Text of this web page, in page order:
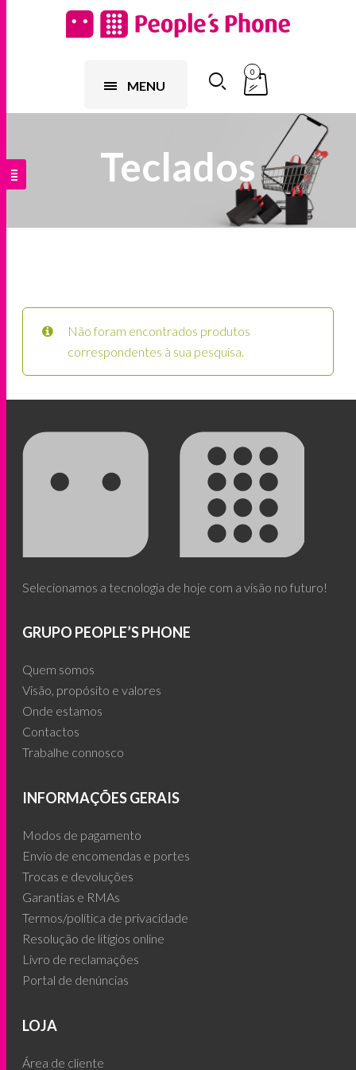
MENU
0
Teclados
Não foram encontrados produtos
correspondentes à sua pesquisa.
Selecionamos a tecnologia de hoje com a visão no futuro!
GRUPO PEOPLE’S PHONE
Quem somos
Visão, propósito e valores
Onde estamos
Contactos
Trabalhe connosco
INFORMAÇÕES GERAIS
Modos de pagamento
Envio de encomendas e portes
Trocas e devoluções
Garantias e RMAs
Termos/política de privacidade
Resolução de litígios online
Livro de reclamações
Portal de denúncias
LOJA
Área de cliente